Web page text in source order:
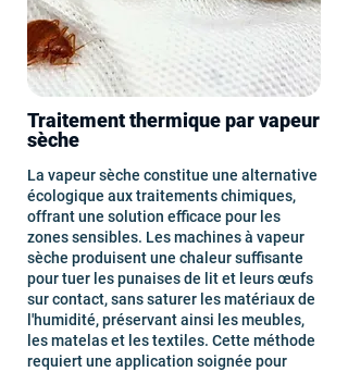
Traitement thermique par vapeur
sèche
La vapeur sèche constitue une alternative
écologique aux traitements chimiques,
offrant une solution efficace pour les
zones sensibles. Les machines à vapeur
sèche produisent une chaleur suffisante
pour tuer les punaises de lit et leurs œufs
sur contact, sans saturer les matériaux de
l'humidité, préservant ainsi les meubles,
les matelas et les textiles. Cette méthode
requiert une application soignée pour